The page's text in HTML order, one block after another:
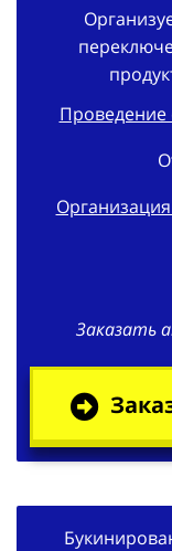
Проведение
Заказать